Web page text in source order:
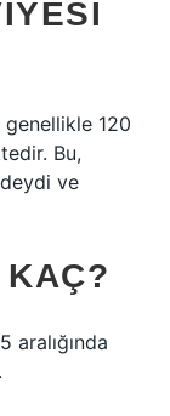
genellikle 120
Bu,
ve
aralığında